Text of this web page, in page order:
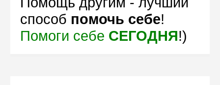
способ помочь себе!
Помоги себе СЕГОДНЯ!)